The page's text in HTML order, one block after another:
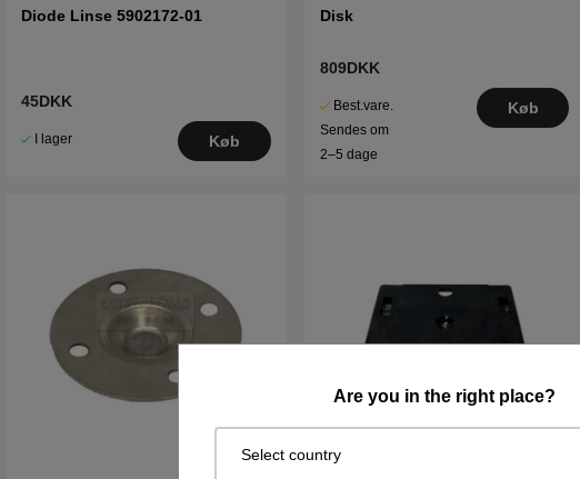
Are you in the right place?
Select country
Diode Linse 5902172-01
45DKK
I lager Køb
Disk
809DKK
Best.vare.
Sendes om
2–5 dage
Køb